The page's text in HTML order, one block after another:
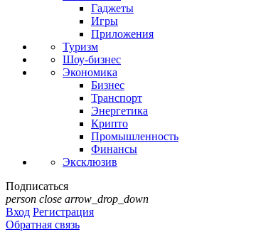
Гаджеты
Игры
Приложения
Туризм
Шоу-бизнес
Экономика
Бизнес
Транспорт
Энергетика
Крипто
Промышленность
Финансы
Эксклюзив
Подписаться
person close arrow_drop_down
Вход Регистрация
Обратная связь